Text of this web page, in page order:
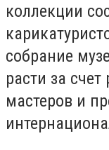
коллекции
собрание
расти за
мастеров и